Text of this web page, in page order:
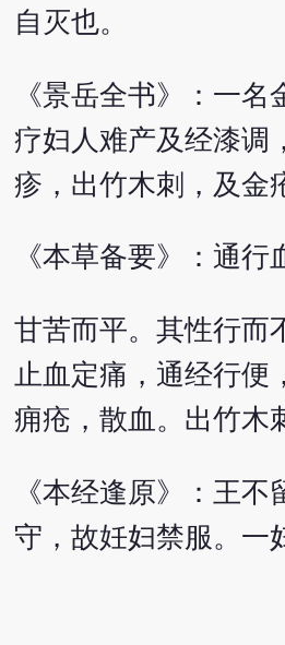
自灭也。
《景岳全书》：一
疗妇人难产及经漆调
疹，出竹木刺，及金
《本草备要》：通行
甘苦而平。其性行而
止血定痛，通经行便
痈疮，散血。出竹木
《本经逢原》：王
守，故妊妇禁服。一